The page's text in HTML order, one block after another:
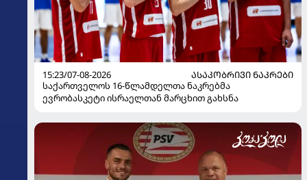
15:23/07-08-2026
ᲐᲡᲐᲙᲝᲑᲠᲘᲕᲘ ᲜᲐᲙᲠᲔᲑᲘ
საქართველოს 16-წლამდელთა ნაკრებმა
ევრობასკეტი ისრაელთან მარცხით გახსნა